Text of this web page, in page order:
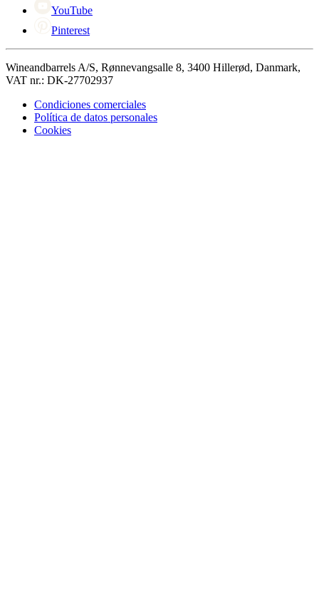
YouTube
Pinterest
Wineandbarrels A/S, Rønnevangsalle 8, 3400 Hillerød, Danmark,
VAT nr.: DK-27702937
Condiciones comerciales
Política de datos personales
Cookies